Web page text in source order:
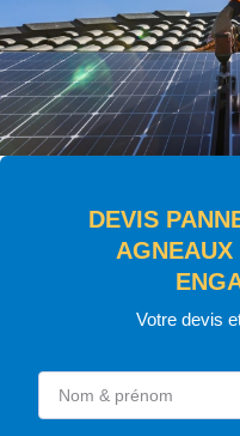
DEVIS
AGNEAUX
Votre devis